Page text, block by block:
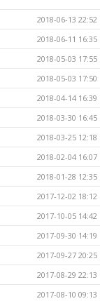
2018-06-13 22:52
2018-06-11 16:35
2018-05-03 17:55
2018-05-03 17:50
2018-04-14 16:39
2018-03-30 16:45
2018-03-25 12:18
2018-02-04 16:07
2018-01-28 12:35
2017-12-02 18:12
2017-10-05 14:42
2017-09-30 14:19
2017-09-27 20:25
2017-08-29 22:13
2017-08-10 09:13